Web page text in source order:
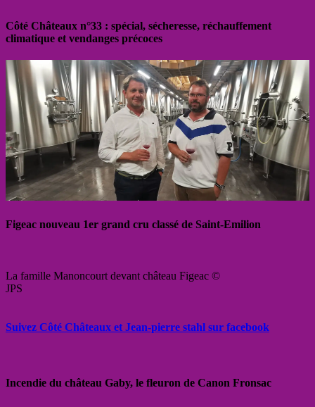
Côté Châteaux n°33 : spécial, sécheresse, réchauffement
climatique et vendanges précoces
Figeac nouveau 1er grand cru classé de Saint-Emilion
La famille Manoncourt devant château Figeac ©
JPS
Suivez Côté Châteaux et Jean-pierre stahl sur facebook
Incendie du château Gaby, le fleuron de Canon Fronsac